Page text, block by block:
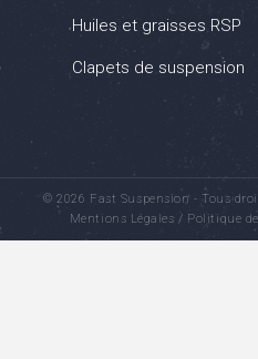
Huiles et graisses RSP
Clapets de suspension
© 2026 Fast Suspension - Tous
Mentions Légales / Politique